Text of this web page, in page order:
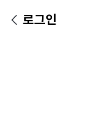
로그인
아이디
비밀번호